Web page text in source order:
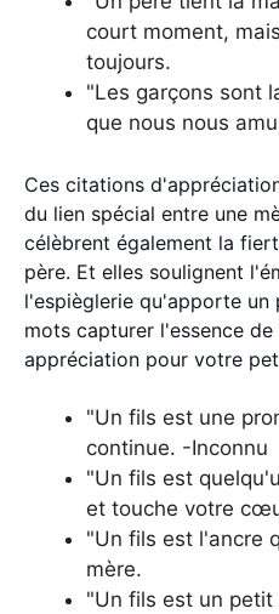
court moment,
toujours.
"Les garçons sont
que nous nous
Ces citations
du lien spécial entre une
célèbrent également la
père. Et elles soulignent
l'espièglerie qu'apporte un
mots capturer l'essence
appréciation pour votre
"Un fils est une
continue. -Inconnu
"Un fils est
et touche votre
"Un fils est l'ancre
mère.
"Un fils est un